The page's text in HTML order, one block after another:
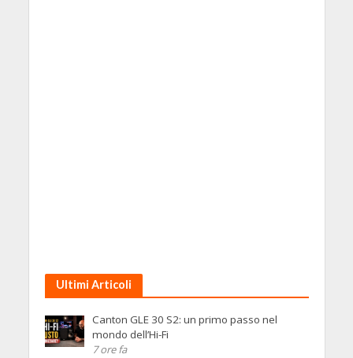
Ultimi Articoli
Canton GLE 30 S2: un primo passo nel
mondo dell’Hi-Fi
7 ore fa